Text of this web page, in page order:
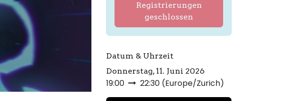
Registrierungen
geschlossen
Datum & Uhrzeit
Donnerstag, 11. Juni 2026
19:00 22:30 (Europe/Zurich)